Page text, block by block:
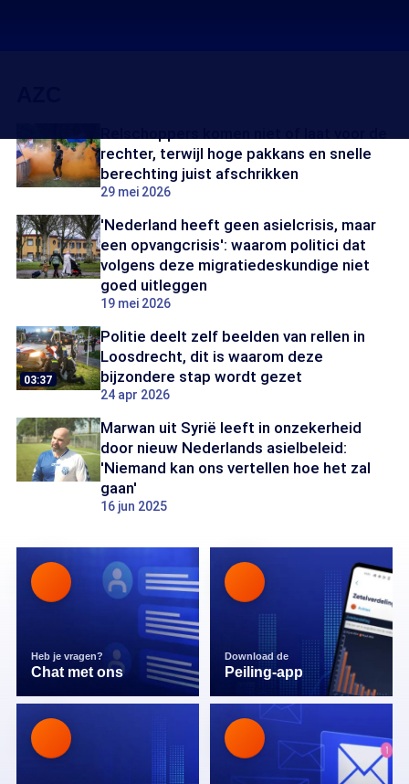
rechter, terwijl hoge pakkans en snelle
berechting juist afschrikken
29 mei 2026
'Nederland heeft geen asielcrisis, maar
een opvangcrisis': waarom politici dat
volgens deze migratiedeskundige niet
goed uitleggen
19 mei 2026
03:37
Politie deelt zelf beelden van rellen in
Loosdrecht, dit is waarom deze
bijzondere stap wordt gezet
24 apr 2026
Marwan uit Syrië leeft in onzekerheid
door nieuw Nederlands asielbeleid:
'Niemand kan ons vertellen hoe het zal
gaan'
16 jun 2025
Heb je vragen?
Chat met ons
Download de
Peiling-app